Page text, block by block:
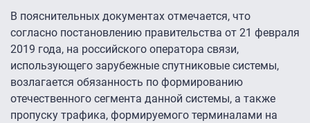
В пояснительных документах отмечается, что
согласно постановлению правительства от 21 февраля
2019 года, на российского оператора связи,
использующего зарубежные спутниковые системы,
возлагается обязанность по формированию
отечественного сегмента данной системы, а также
пропуску трафика, формируемого терминалами на